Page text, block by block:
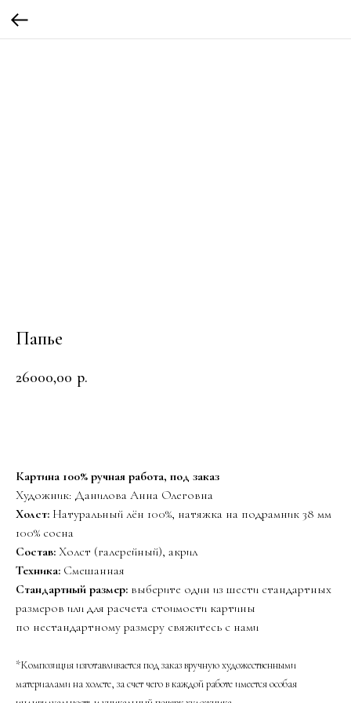
Папье
26000,00 р.
Картина 100% ручная работа, под заказ
Художник: Данилова Анна Олеговна
Холст: Натуральный лён 100%, натяжка на подрамник 38 мм
100% сосна
Состав: Холст (галерейный), акрил
Техника: Смешанная
Стандартный размер: выберите один из шести стандартных
размеров или для расчета стоимости картины
по нестандартному размеру свяжитесь с нами
*Композиция изготавливается под заказ вручную художественными
материалами на холсте, за счет чего в каждой работе имеется особая